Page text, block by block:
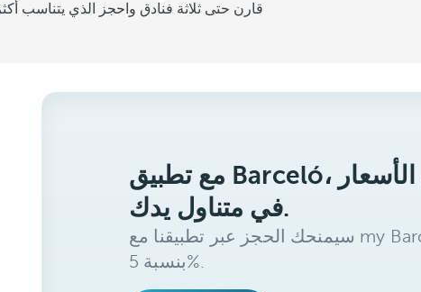
قارن حتى ثلاثة فنادق واحجز الذي يتناسب
مع تطبيق Barceló، ستحصل على أفضل الأسعار
في متناول يدك.
سيمنحك الحجز عبر تطبيقنا مع my Barceló Benefits خصمًا إضافيًا
بنسبة 5%.